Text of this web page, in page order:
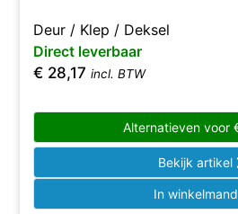
Deur / Klep / Deksel
Direct leverbaar
€ 28,17 incl. BTW
Alternatieven voor
Bekijk artikel
In winkelmand